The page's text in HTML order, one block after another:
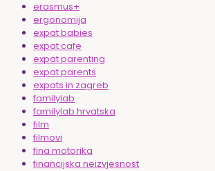
erasmus+
ergonomija
expat babies
expat cafe
expat parenting
expat parents
expats in zagreb
familylab
familylab hrvatska
film
filmovi
fina motorika
financijska neizvjesnost